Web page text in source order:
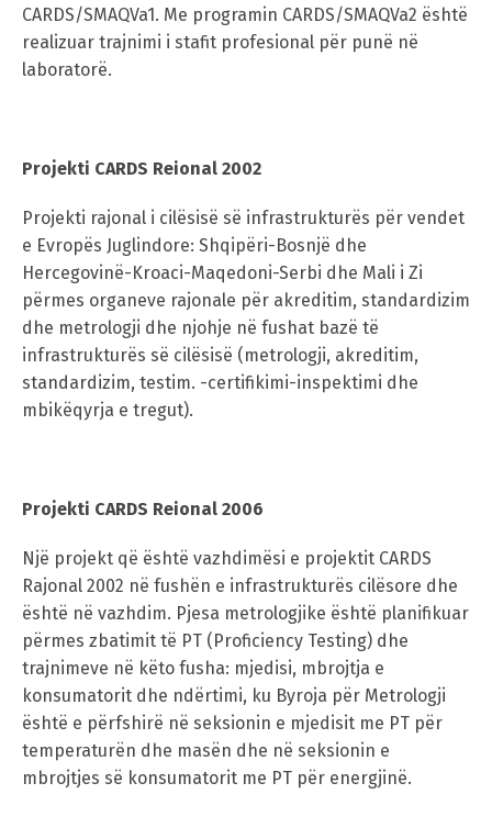
CARDS/SMAQVa1. Me programin CARDS/SMAQVa2 është
realizuar trajnimi i stafit profesional për punë në
laboratorë.
Projekti CARDS Reional 2002
Projekti rajonal i cilësisë së infrastrukturës për vendet
e Evropës Juglindore: Shqipëri-Bosnjë dhe
Hercegovinë-Kroaci-Maqedoni-Serbi dhe Mali i Zi
përmes organeve rajonale për akreditim, standardizim
dhe metrologji dhe njohje në fushat bazë të
infrastrukturës së cilësisë (metrologji, akreditim,
standardizim, testim. -certifikimi-inspektimi dhe
mbikëqyrja e tregut).
Projekti CARDS Reional 2006
Një projekt që është vazhdimësi e projektit CARDS
Rajonal 2002 në fushën e infrastrukturës cilësore dhe
është në vazhdim. Pjesa metrologjike është planifikuar
përmes zbatimit të PT (Proficiency Testing) dhe
trajnimeve në këto fusha: mjedisi, mbrojtja e
konsumatorit dhe ndërtimi, ku Byroja për Metrologji
është e përfshirë në seksionin e mjedisit me PT për
temperaturën dhe masën dhe në seksionin e
mbrojtjes së konsumatorit me PT për energjinë.